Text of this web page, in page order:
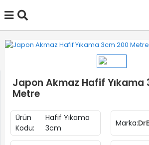
Japon Akmaz Hafif Yıkama
Metre
Ürün
Kodu:
Hafif Yıkama
3cm
Marka: